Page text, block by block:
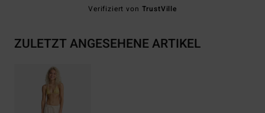
Verifiziert von TrustVille
ZULETZT ANGESEHENE ARTIKEL